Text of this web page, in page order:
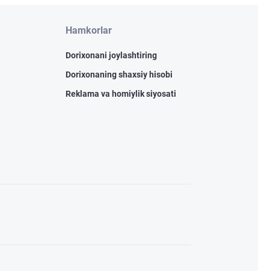
Hamkorlar
Dorixonani joylashtiring
Dorixonaning shaxsiy hisobi
Reklama va homiylik siyosati